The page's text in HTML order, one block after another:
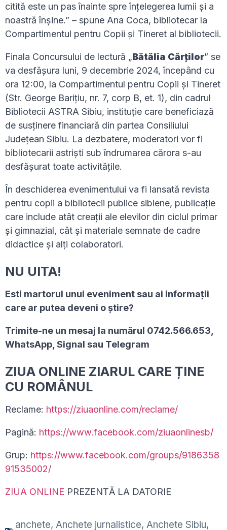
citită este un pas înainte spre înțelegerea lumii și a
noastră înșine.” – spune Ana Coca, bibliotecar la
Compartimentul pentru Copii și Tineret al bibliotecii.
Finala Concursului de lectură „Bătălia Cărţilor” se
va desfășura luni, 9 decembrie 2024, începând cu
ora 12:00, la Compartimentul pentru Copii și Tineret
(Str. George Barițiu, nr. 7, corp B, et. 1), din cadrul
Bibliotecii ASTRA Sibiu, instituție care beneficiază
de susținere financiară din partea Consiliului
Județean Sibiu. La dezbatere, moderatori vor fi
bibliotecarii astriști sub îndrumarea cărora s-au
desfășurat toate activitățile.
În deschiderea evenimentului va fi lansată revista
pentru copii a bibliotecii publice sibiene, publicație
care include atât creații ale elevilor din ciclul primar
și gimnazial, cât și materiale semnate de cadre
didactice și alți colaboratori.
NU UITA!
Esti martorul unui eveniment sau ai informaţii
care ar putea deveni o ştire?
Trimite-ne un mesaj la numărul 0742.566.653,
WhatsApp, Signal sau Telegram
ZIUA ONLINE ZIARUL CARE ȚINE
CU ROMÂNUL
Reclame: https://ziuaonline.com/reclame/
Pagină: https://www.facebook.com/ziuaonlinesb/
Grup: https://www.facebook.com/groups/9186358
91535002/
ZIUA ONLINE PREZENTĂ LA DATORIE
anchete, Anchete jurnalistice, Anchete Sibiu,